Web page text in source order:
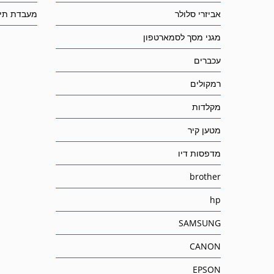
אביזרי סלולר
מגני מסך לסמארטפון
עכברים
רמקולים
מקלדות
מטען קיר
מדפסות דיו
brother
hp
SAMSUNG
CANON
EPSON
מעבדת